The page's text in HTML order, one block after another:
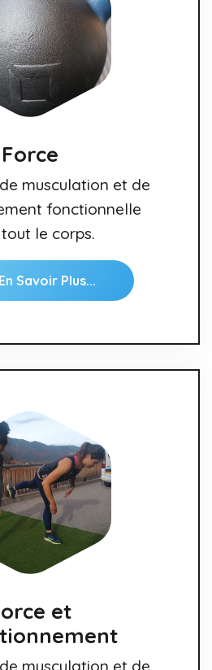
Force
musculation et de
fonctionnelle
le corps.
Savoir Plus...
et
musculation et de